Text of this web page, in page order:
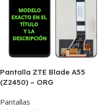
Pantalla ZTE Blade A55
(Z2450) – ORG
Pantallas